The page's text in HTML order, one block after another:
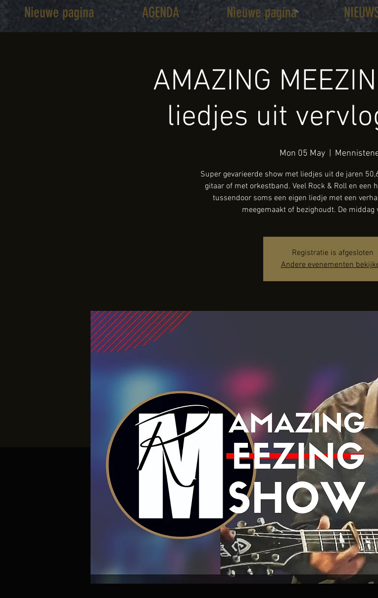
Nieuwe pagina AGENDA Nieuwe pagina
AMAZING
liedjes uit
Mon 05 May
  |
Super gevarieerde show met liedjes uit de jaren
gitaar of met orkestband. Veel Rock & Roll en een
tussendoor soms een eigen liedje met een
meegemaakt of bezighoudt. De middag
Registratie is afgesloten
Andere evenementen